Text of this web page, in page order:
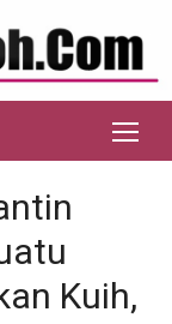
Kuih,